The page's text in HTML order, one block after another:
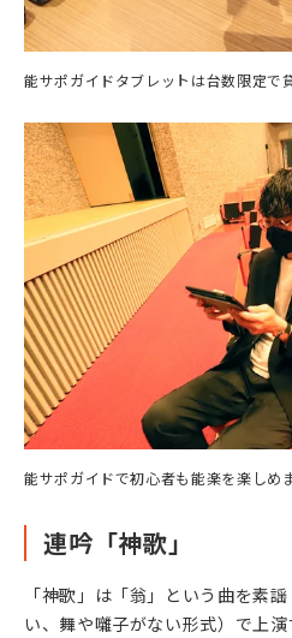
能サポガイドタブレットは台数限定で
能サポガイドで初心者も能楽を楽しめ
連吟「神歌」
「神歌」は「翁」という曲を素
い、舞や囃子がない形式）で上